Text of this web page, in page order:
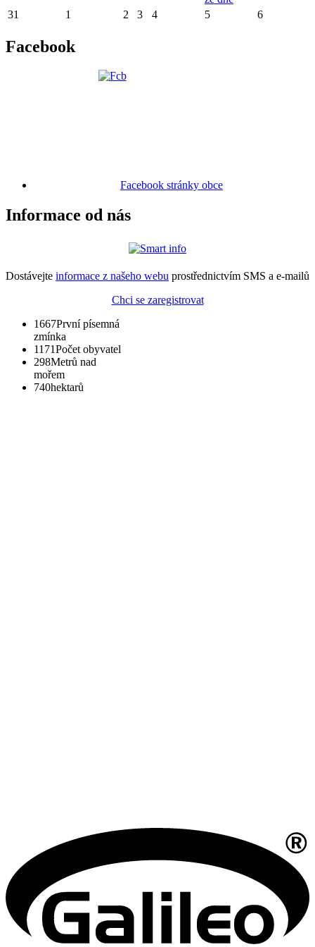
31 1 2 3 4 5 6
Facebook
Facebook stránky obce
Informace od nás
Dostávejte informace z našeho webu prostřednictvím SMS a e-mailů
Chci se zaregistrovat
1667První písemná
zmínka
1171Počet obyvatel
298Metrů nad
mořem
740hektarů